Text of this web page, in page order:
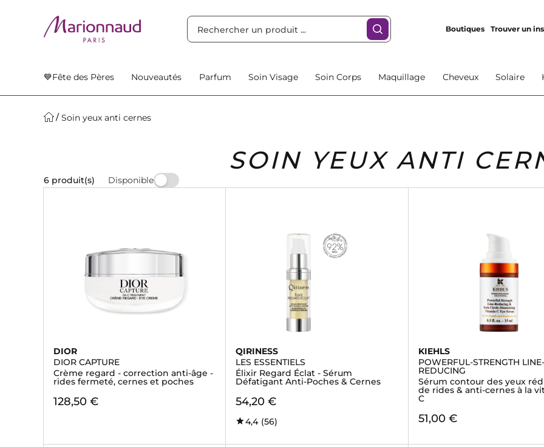
Boutiques Trouver un
💙Fête des Pères Nouveautés Parfum Soin Visage Soin Corps Maquillage Cheveux Solaire
Soin yeux anti cernes
SOIN YEUX ANTI
6 produit(s) Disponible
DIOR
DIOR CAPTURE
Crème regard - correction anti-âge -
rides fermeté, cernes et poches
128,50 €
QIRINESS
LES ESSENTIELS
Élixir Regard Éclat - Sérum
Défatigant Anti-Poches & Cernes
54,20 €
4,4 (56)
KIEHLS
POWERFUL-STRENGTH LINE-
REDUCING
Sérum contour des yeux
de rides & anti-cernes à la
C
51,00 €